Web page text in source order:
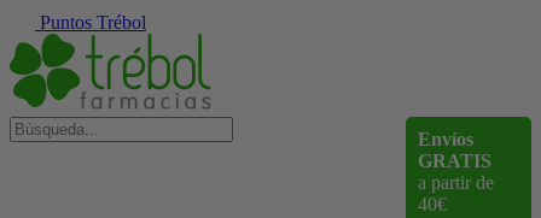
Puntos Trébol
Envíos
GRATIS
a partir de
40€